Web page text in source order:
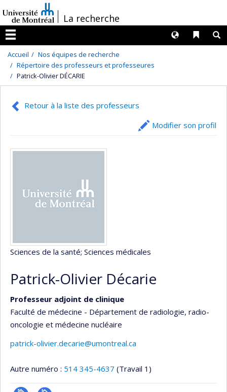
au
contenu
/La recherche
Menu
Liens
Langues
Accueil
Nos équipes de recherche
Répertoire des professeurs et professeures
Patrick-Olivier DÉCARIE
Retour à la liste des professeurs
Modifier son profil
Sciences de la santé; Sciences médicales
Patrick-Olivier Décarie
Professeur adjoint de clinique
Faculté de médecine - Département de radiologie, radio-
oncologie et médecine nucléaire
patrick-olivier.decarie@umontreal.ca
Autre numéro : 514 345-4637 (Travail 1)